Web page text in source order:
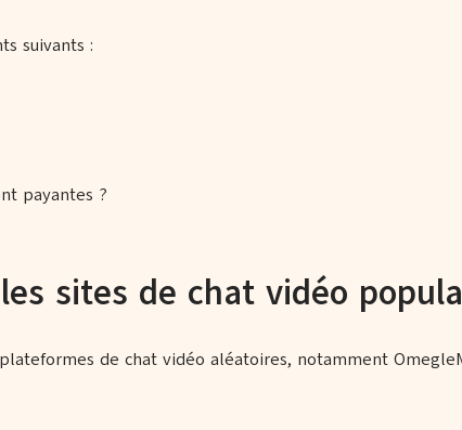
suivants :
payantes ?
sites de chat vidéo
de chat vidéo aléatoires, notamment